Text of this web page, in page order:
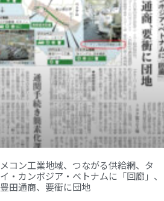
メコン工業地域、つながる供給網、タ
イ・カンボジア・ベトナムに「回廊」、
豊田通商、要衝に団地